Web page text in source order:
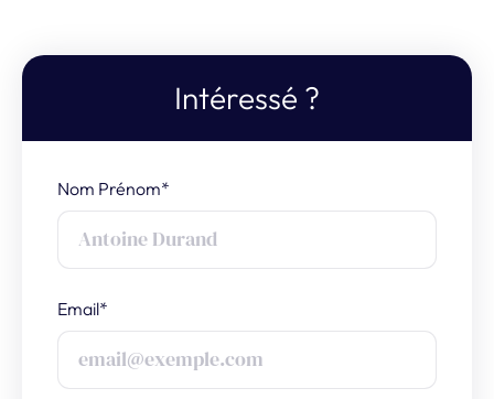
Intéressé ?
Nom Prénom*
Email*